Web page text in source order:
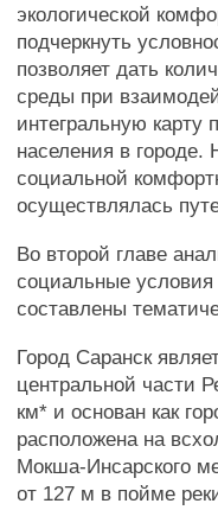
экологической
подчеркнуть
позволяет дать
среды при
интегральную карту
населения в городе.
социальной
осуществлялась
Во второй главе
социальные условия
составлены
Город Саранск
центральной части
км* и основан как
расположена на
Мокша-Инсарского
от 127 м в пойме